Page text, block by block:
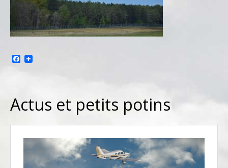
Facebook
Actus et petits potins